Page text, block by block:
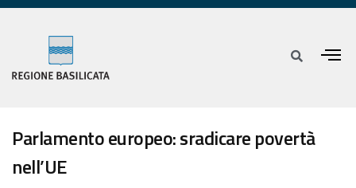
Parlamento europeo: sradicare povertà
nell’UE